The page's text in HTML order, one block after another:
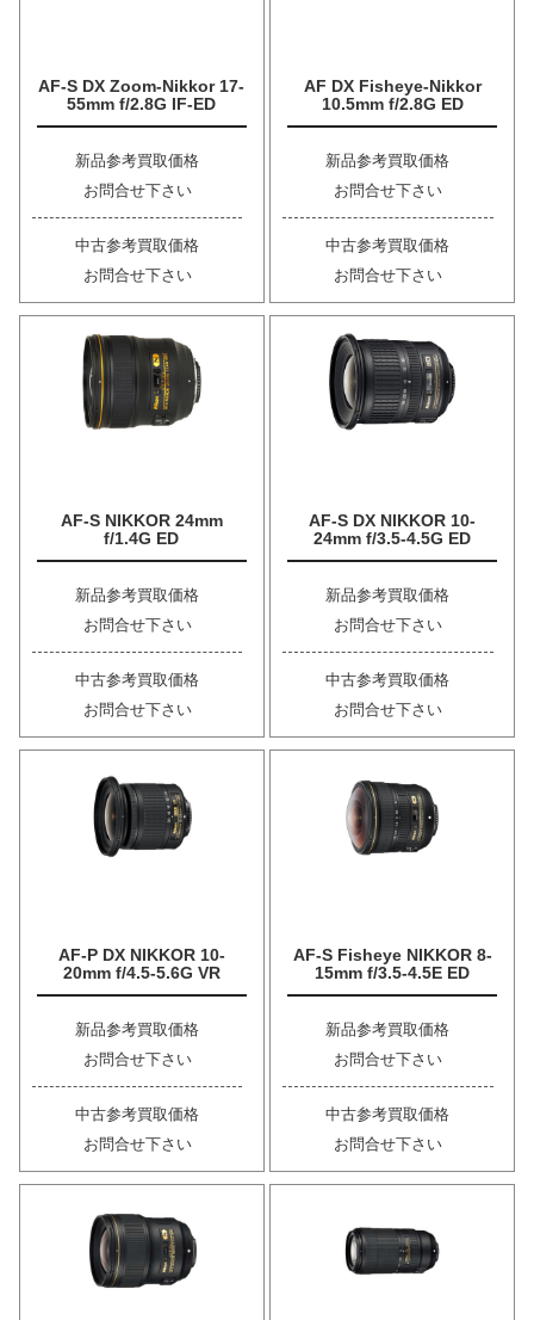
AF-S DX Zoom-Nikkor 17-
55mm f/2.8G IF-ED
新品参考買取価格
お問合せ下さい
中古参考買取価格
お問合せ下さい
AF DX Fisheye-Nikkor
10.5mm f/2.8G ED
新品参考買取価格
お問合せ下さい
中古参考買取価格
お問合せ下さい
AF-S NIKKOR 24mm
f/1.4G ED
新品参考買取価格
お問合せ下さい
中古参考買取価格
お問合せ下さい
AF-S DX NIKKOR 10-
24mm f/3.5-4.5G ED
新品参考買取価格
お問合せ下さい
中古参考買取価格
お問合せ下さい
AF-P DX NIKKOR 10-
20mm f/4.5-5.6G VR
新品参考買取価格
お問合せ下さい
中古参考買取価格
お問合せ下さい
AF-S Fisheye NIKKOR 8-
15mm f/3.5-4.5E ED
新品参考買取価格
お問合せ下さい
中古参考買取価格
お問合せ下さい